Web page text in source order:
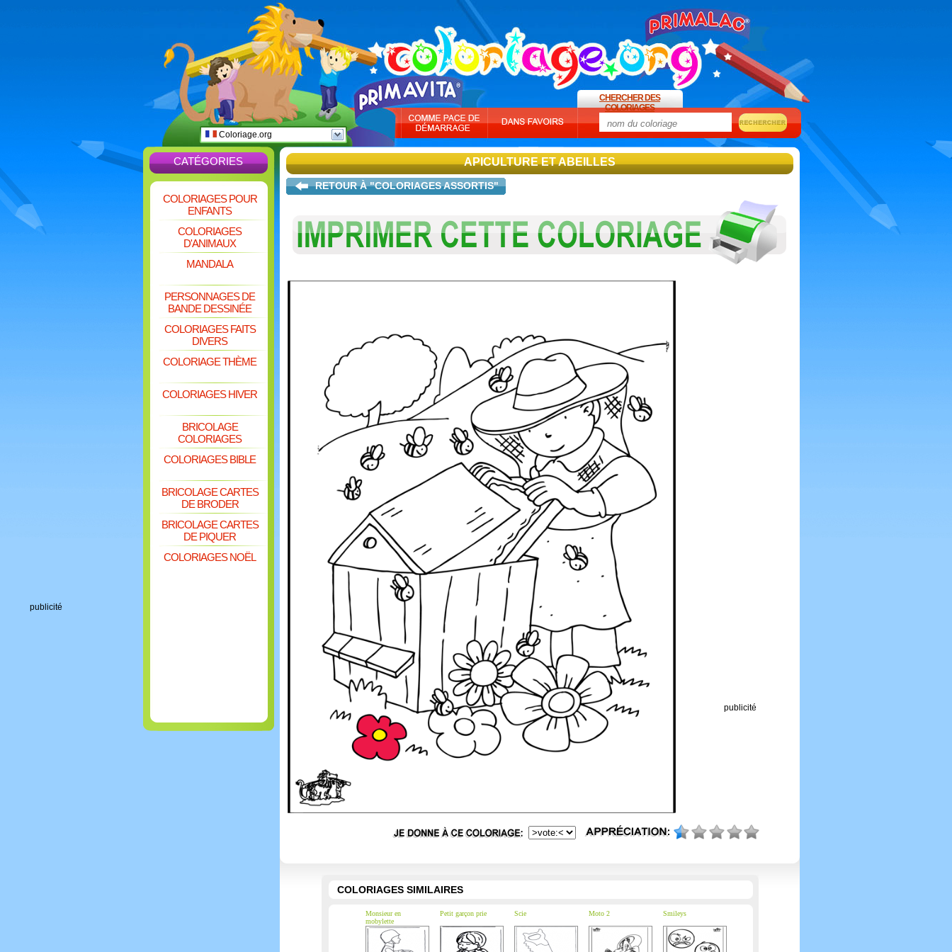
publicité
Coloriage.org
CHERCHER DES
COLORIAGES
CATÉGORIES
COLORIAGES POUR
ENFANTS
COLORIAGES
D'ANIMAUX
MANDALA
PERSONNAGES DE
BANDE DESSINÉE
COLORIAGES FAITS
DIVERS
COLORIAGE THÈME
COLORIAGES HIVER
BRICOLAGE
COLORIAGES
COLORIAGES BIBLE
BRICOLAGE CARTES
DE BRODER
BRICOLAGE CARTES
DE PIQUER
COLORIAGES NOËL
APICULTURE ET ABEILLES
RETOUR À "COLORIAGES ASSORTIS"
publicité
COLORIAGES SIMILAIRES
Monsieur en
mobylette
Petit garçon prie Scie Moto 2 Smileys